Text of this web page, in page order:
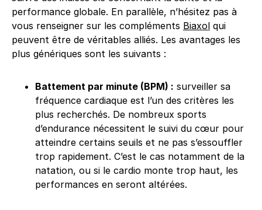
performance globale. En parallèle, n’hésitez pas à
vous renseigner sur les compléments Biaxol qui
peuvent être de véritables alliés. Les avantages les
plus génériques sont les suivants :
Battement par minute (BPM) : surveiller sa
fréquence cardiaque est l’un des critères les
plus recherchés. De nombreux sports
d’endurance nécessitent le suivi du cœur pour
atteindre certains seuils et ne pas s’essouffler
trop rapidement. C’est le cas notamment de la
natation, ou si le cardio monte trop haut, les
performances en seront altérées.